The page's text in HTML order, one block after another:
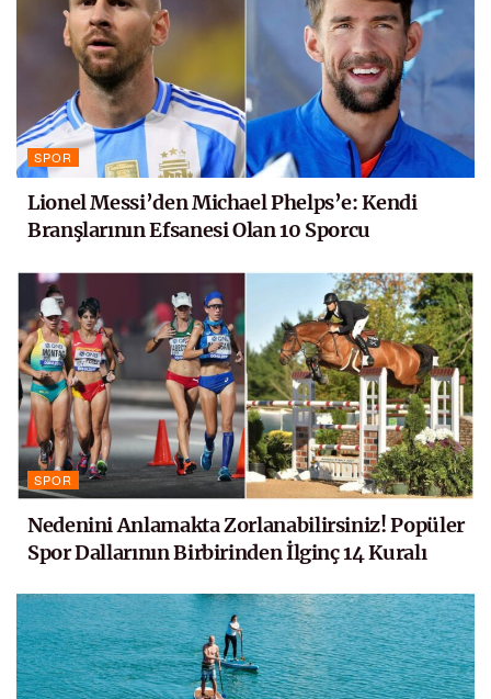
SPOR
Lionel Messi’den Michael Phelps’e: Kendi
Branşlarının Efsanesi Olan 10 Sporcu
SPOR
Nedenini Anlamakta Zorlanabilirsiniz! Popüler
Spor Dallarının Birbirinden İlginç 14 Kuralı